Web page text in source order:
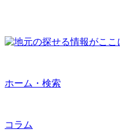
ホーム・検索
コラム